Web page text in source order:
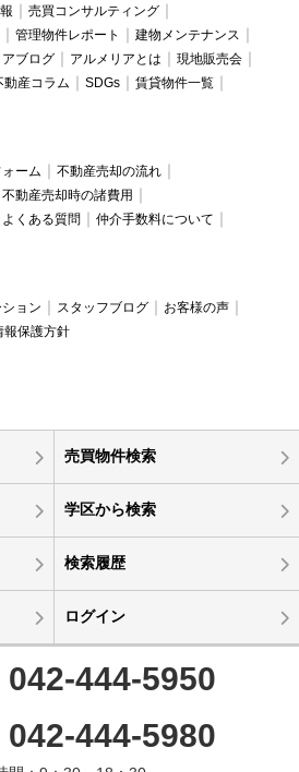
売買コンサルティング
管理物件レポート
建物メンテナンス
ブログ アルメリアとは
現地販売会
動産コラム SDGs
賃貸物件一覧
ーム
不動産売却の流れ
不動産売却時の諸費用
よくある質問
仲介手数料について
ョン スタッフブログ
お客様の声
報保護方針
売買物件検索
学区から検索
検索履歴
ログイン
042-444-5950
042-444-5980